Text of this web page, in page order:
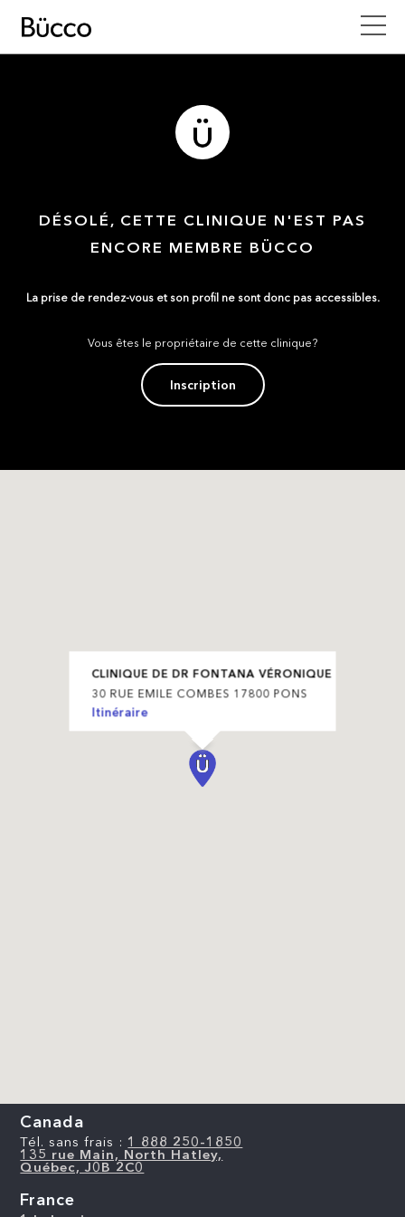
DÉSOLÉ, CETTE CLINIQUE N'EST PAS
ENCORE MEMBRE BÜCCO
La prise de rendez-vous et son profil ne sont donc pas accessibles.
Vous êtes le propriétaire de cette clinique?
Inscription
CLINIQUE DE DR FONTANA VÉRONIQUE
30 RUE EMILE COMBES 17800 PONS
Itinéraire
Canada
Tél. sans frais : 1 888 250-1850
135 rue Main, North Hatley,
Québec, J0B 2C0
France